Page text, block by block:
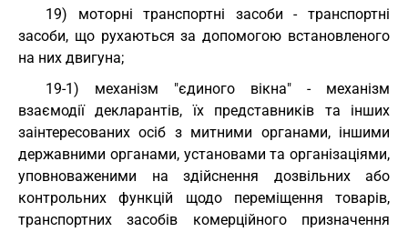
19) моторні транспортні засоби - транспортні
засоби, що рухаються за допомогою встановленого
на них двигуна;
19-1) механізм "єдиного вікна" - механізм
взаємодії декларантів, їх представників та інших
заінтересованих осіб з митними органами, іншими
державними органами, установами та організаціями,
уповноваженими на здійснення дозвільних або
контрольних функцій щодо переміщення товарів,
транспортних засобів комерційного призначення